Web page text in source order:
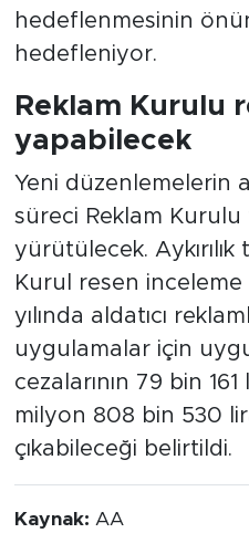
hedeflenmesinin
hedefleniyor.
Reklam Kurulu
yapabilecek
Yeni düzenlemelerin
süreci Reklam Kurulu
yürütülecek.
Kurul resen
yılında aldatıcı
uygulamalar için
cezalarının 79 bin
milyon 808 bin 530
çıkabileceği belirtildi.
Kaynak: AA